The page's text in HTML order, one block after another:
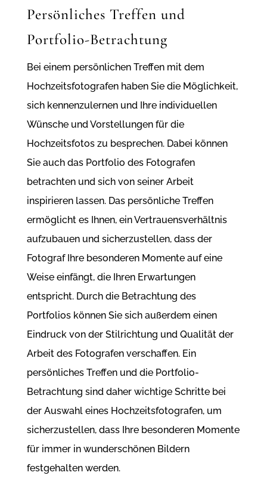
Persönliches Treffen und
Portfolio-Betrachtung
Bei einem persönlichen Treffen mit dem
Hochzeitsfotografen haben Sie die Möglichkeit,
sich kennenzulernen und Ihre individuellen
Wünsche und Vorstellungen für die
Hochzeitsfotos zu besprechen. Dabei können
Sie auch das Portfolio des Fotografen
betrachten und sich von seiner Arbeit
inspirieren lassen. Das persönliche Treffen
ermöglicht es Ihnen, ein Vertrauensverhältnis
aufzubauen und sicherzustellen, dass der
Fotograf Ihre besonderen Momente auf eine
Weise einfängt, die Ihren Erwartungen
entspricht. Durch die Betrachtung des
Portfolios können Sie sich außerdem einen
Eindruck von der Stilrichtung und Qualität der
Arbeit des Fotografen verschaffen. Ein
persönliches Treffen und die Portfolio-
Betrachtung sind daher wichtige Schritte bei
der Auswahl eines Hochzeitsfotografen, um
sicherzustellen, dass Ihre besonderen Momente
für immer in wunderschönen Bildern
festgehalten werden.